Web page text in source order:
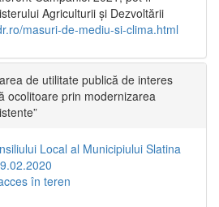
Agriculturii și Dezvoltării
masuri-de-mediu-si-clima.html
de utilitate publică de interes
ocolitoare prin modernizarea
Local al Municipiului Slatina
în teren